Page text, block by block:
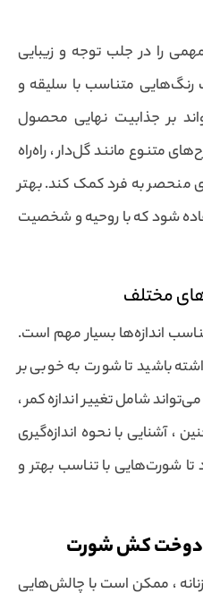
را در جلب توجه و زیبایی
رنگ‌هایی متناسب با سلیقه و
بر جذابیت نهایی محصول
متنوع مانند گل‌دار ، راه‌راه
منحصر به فرد کمک کند. بهتر
شود که با روحیه و شخصیت
مختلف
اندازه‌ها بسیار مهم است.
باشید تا شورت به خوبی بر
شامل تغییر اندازه کمر ،
، آشنایی با نحوه اندازه‌گیری
شورت‌هایی با تناسب بهتر و
دوخت کش شورت
، ممکن است با چالش‌هایی